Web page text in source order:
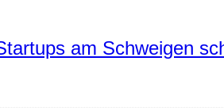
am Schweigen